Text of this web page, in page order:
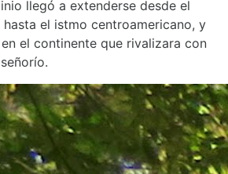
llegó a extenderse desde el
el istmo centroamericano, y
el continente que rivalizara con